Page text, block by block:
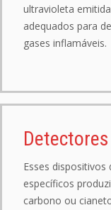
ultravioleta
adequados para
gases inflamáveis.
Esses
específicos
carbono ou